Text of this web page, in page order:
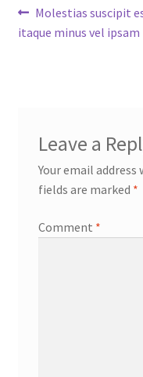
Post
navigation
Previous
post:
Molestias suscipit
itaque minus vel ipsam
Leave a
Your email
fields are marked *
Comment *